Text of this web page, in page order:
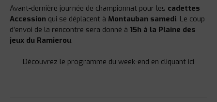
Avant-dernière journée de championnat pour les cadettes
Accession qui se déplacent à Montauban samedi. Le coup
d’envoi de la rencontre sera donné à 15h à la Plaine des
jeux du Ramierou.
Découvrez le programme du week-end en cliquant ici